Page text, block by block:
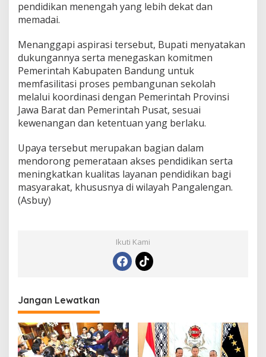
pendidikan menengah yang lebih dekat dan
memadai.
Menanggapi aspirasi tersebut, Bupati menyatakan
dukungannya serta menegaskan komitmen
Pemerintah Kabupaten Bandung untuk
memfasilitasi proses pembangunan sekolah
melalui koordinasi dengan Pemerintah Provinsi
Jawa Barat dan Pemerintah Pusat, sesuai
kewenangan dan ketentuan yang berlaku.
Upaya tersebut merupakan bagian dalam
mendorong pemerataan akses pendidikan serta
meningkatkan kualitas layanan pendidikan bagi
masyarakat, khususnya di wilayah Pangalengan.
(Asbuy)
Ikuti Kami
Jangan Lewatkan